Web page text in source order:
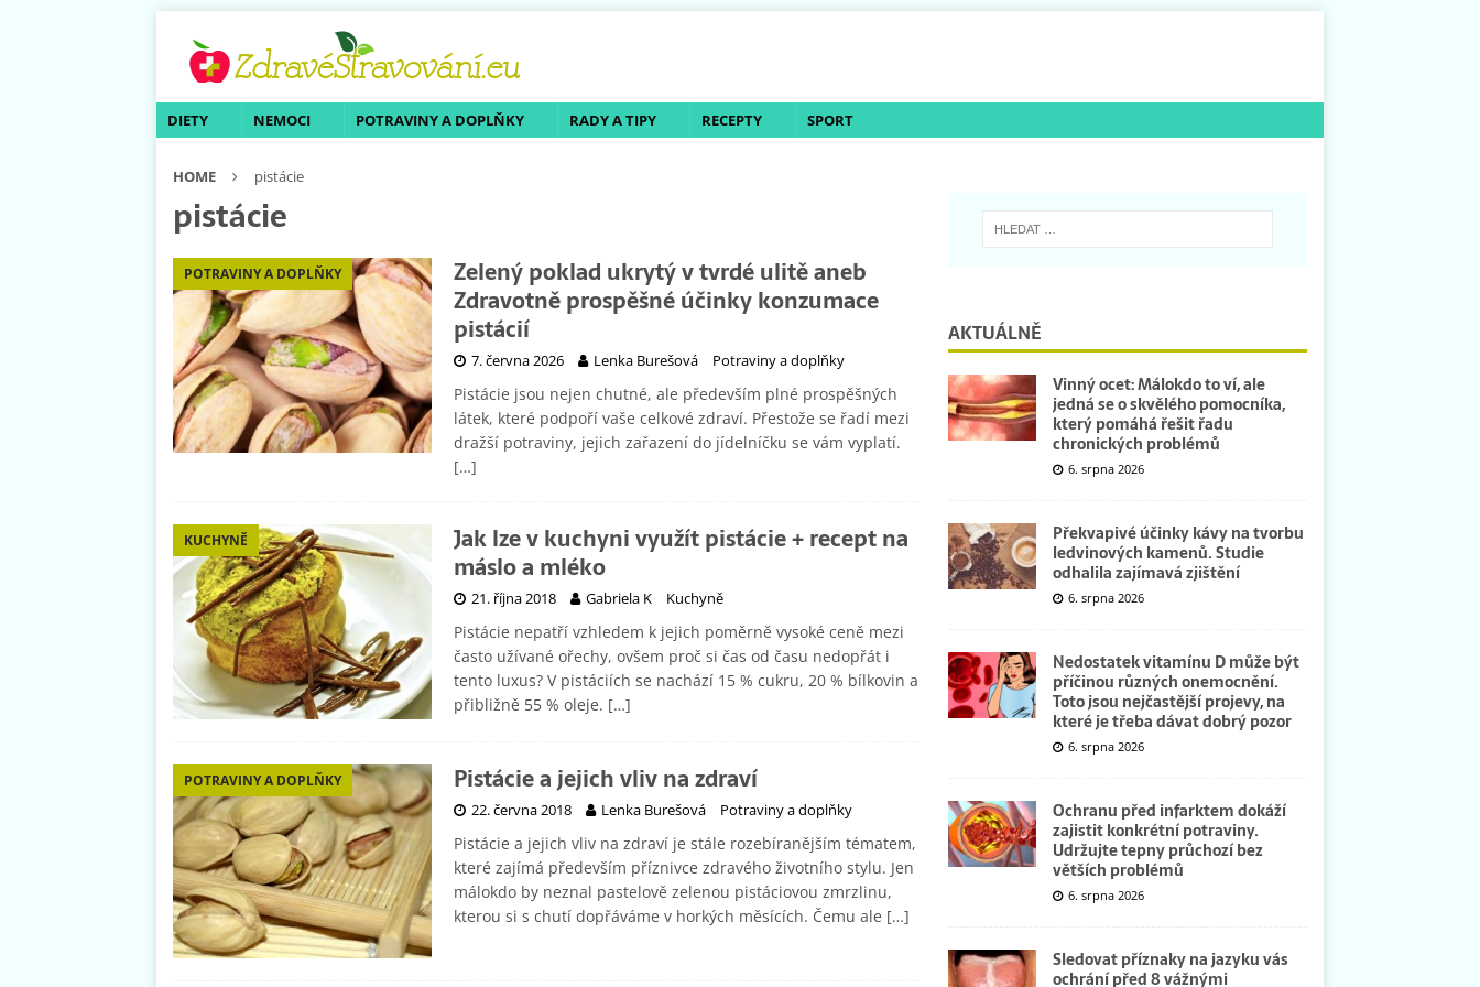
DIETY NEMOCI POTRAVINY A DOPLŇKY RADY A TIPY RECEPTY SPORT
HOME pistácie
pistácie
POTRAVINY A DOPLŇKY
Zelený poklad ukrytý v tvrdé ulitě aneb
Zdravotně prospěšné účinky konzumace
pistácií
7. června 2026 Lenka Burešová Potraviny a doplňky
Pistácie jsou nejen chutné, ale především plné prospěšných
látek, které podpoří vaše celkové zdraví. Přestože se řadí mezi
dražší potraviny, jejich zařazení do jídelníčku se vám vyplatí.
[…]
KUCHYNĚ
Jak lze v kuchyni využít pistácie + recept na
máslo a mléko
21. října 2018 Gabriela K Kuchyně
Pistácie nepatří vzhledem k jejich poměrně vysoké ceně mezi
často užívané ořechy, ovšem proč si čas od času nedopřát i
tento luxus? V pistáciích se nachází 15 % cukru, 20 % bílkovin a
přibližně 55 % oleje. […]
POTRAVINY A DOPLŇKY Pistácie a jejich vliv na zdraví
22. června 2018 Lenka Burešová Potraviny a doplňky
Pistácie a jejich vliv na zdraví je stále rozebíranějším tématem,
které zajímá především příznivce zdravého životního stylu. Jen
málokdo by neznal pastelově zelenou pistáciovou zmrzlinu,
kterou si s chutí dopřáváme v horkých měsících. Čemu ale […]
AKTUÁLNĚ
Vinný ocet: Málokdo to ví, ale
jedná se o skvělého pomocníka,
který pomáhá řešit řadu
chronických problémů
6. srpna 2026
Překvapivé účinky kávy na tvorbu
ledvinových kamenů. Studie
odhalila zajímavá zjištění
6. srpna 2026
Nedostatek vitamínu D může být
příčinou různých onemocnění.
Toto jsou nejčastější projevy, na
které je třeba dávat dobrý pozor
6. srpna 2026
Ochranu před infarktem dokáží
zajistit konkrétní potraviny.
Udržujte tepny průchozí bez
větších problémů
6. srpna 2026
Sledovat příznaky na jazyku vás
ochrání před 8 vážnými